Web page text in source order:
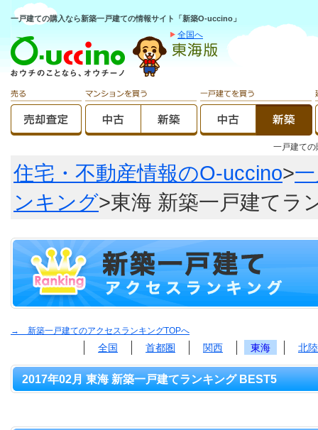
一戸建ての購入なら新築一戸建ての情報サイト「新築O-uccino」
全国へ
一戸建て
住宅・不動産情報のO-uccino>
ンキング>東海 新築一戸建てラ
→ 新築一戸建てのアクセスランキングTOPへ
全国 首都圏 関西 東海 北
2017年02月 東海 新築一戸建てランキング BEST5